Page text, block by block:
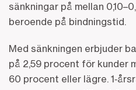
sänkningar på mellan
beroende på bindningstid.
Med sänkningen erbjuder
på 2,59 procent för kunder
60 procent eller lägre.